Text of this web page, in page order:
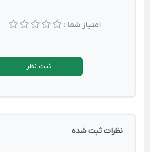
امتیاز شما :
ثبت نظر
نظرات ثبت شده